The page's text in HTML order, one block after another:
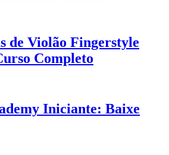
de Violão Fingerstyle
Completo
Iniciante: Baixe